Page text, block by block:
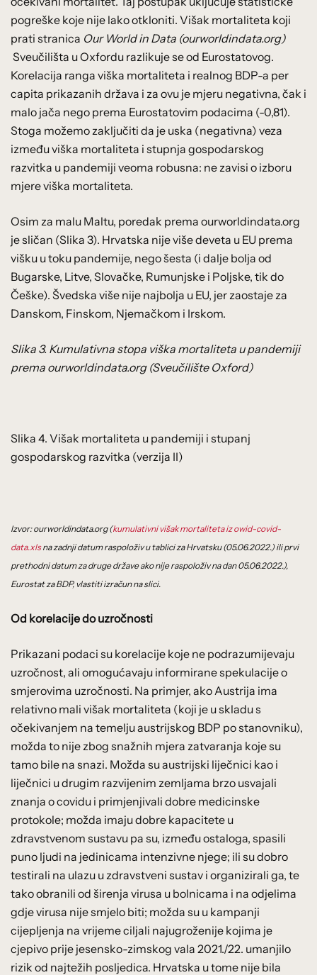
pogreške koje nije lako otkloniti. Višak mortaliteta koji
prati stranica Our World in Data (ourworldindata.org)
Sveučilišta u Oxfordu razlikuje se od Eurostatovog.
Korelacija ranga viška mortaliteta i realnog BDP-a per
capita prikazanih država i za ovu je mjeru negativna, čak i
malo jača nego prema Eurostatovim podacima (-0,81).
Stoga možemo zaključiti da je uska (negativna) veza
između viška mortaliteta i stupnja gospodarskog
razvitka u pandemiji veoma robusna: ne zavisi o izboru
mjere viška mortaliteta.
Osim za malu Maltu, poredak prema ourworldindata.org
je sličan (Slika 3). Hrvatska nije više deveta u EU prema
višku u toku pandemije, nego šesta (i dalje bolja od
Bugarske, Litve, Slovačke, Rumunjske i Poljske, tik do
Češke). Švedska više nije najbolja u EU, jer zaostaje za
Danskom, Finskom, Njemačkom i Irskom.
Slika 3. Kumulativna stopa viška mortaliteta u pandemiji
prema ourworldindata.org (Sveučilište Oxford)
Slika 4. Višak mortaliteta u pandemiji i stupanj
gospodarskog razvitka (verzija II)
Izvor: ourworldindata.org (kumulativni višak mortaliteta iz owid-covid-
data.xlsna zadnji datum raspoloživ u tablici za Hrvatsku (05.06.2022.) ili prvi
prethodni datum za druge države ako nije raspoloživ na dan 05.06.2022.),
Eurostat za BDP, vlastiti izračun na slici.
Od korelacije do uzročnosti
Prikazani podaci su korelacije koje ne podrazumijevaju
uzročnost, ali omogućavaju informirane spekulacije o
smjerovima uzročnosti. Na primjer, ako Austrija ima
relativno mali višak mortaliteta (koji je u skladu s
očekivanjem na temelju austrijskog BDP po stanovniku),
možda to nije zbog snažnih mjera zatvaranja koje su
tamo bile na snazi. Možda su austrijski liječnici kao i
liječnici u drugim razvijenim zemljama brzo usvajali
znanja o covidu i primjenjivali dobre medicinske
protokole; možda imaju dobre kapacitete u
zdravstvenom sustavu pa su, između ostaloga, spasili
puno ljudi na jedinicama intenzivne njege; ili su dobro
testirali na ulazu u zdravstveni sustav i organizirali ga, te
tako obranili od širenja virusa u bolnicama i na odjelima
gdje virusa nije smjelo biti; možda su u kampanji
cijepljenja na vrijeme ciljali najugroženije kojima je
cjepivo prije jesensko-zimskog vala 2021./22. umanjilo
rizik od najtežih posljedica. Hrvatska u tome nije bila